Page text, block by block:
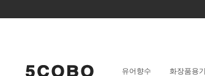
유어향수 화장품용기